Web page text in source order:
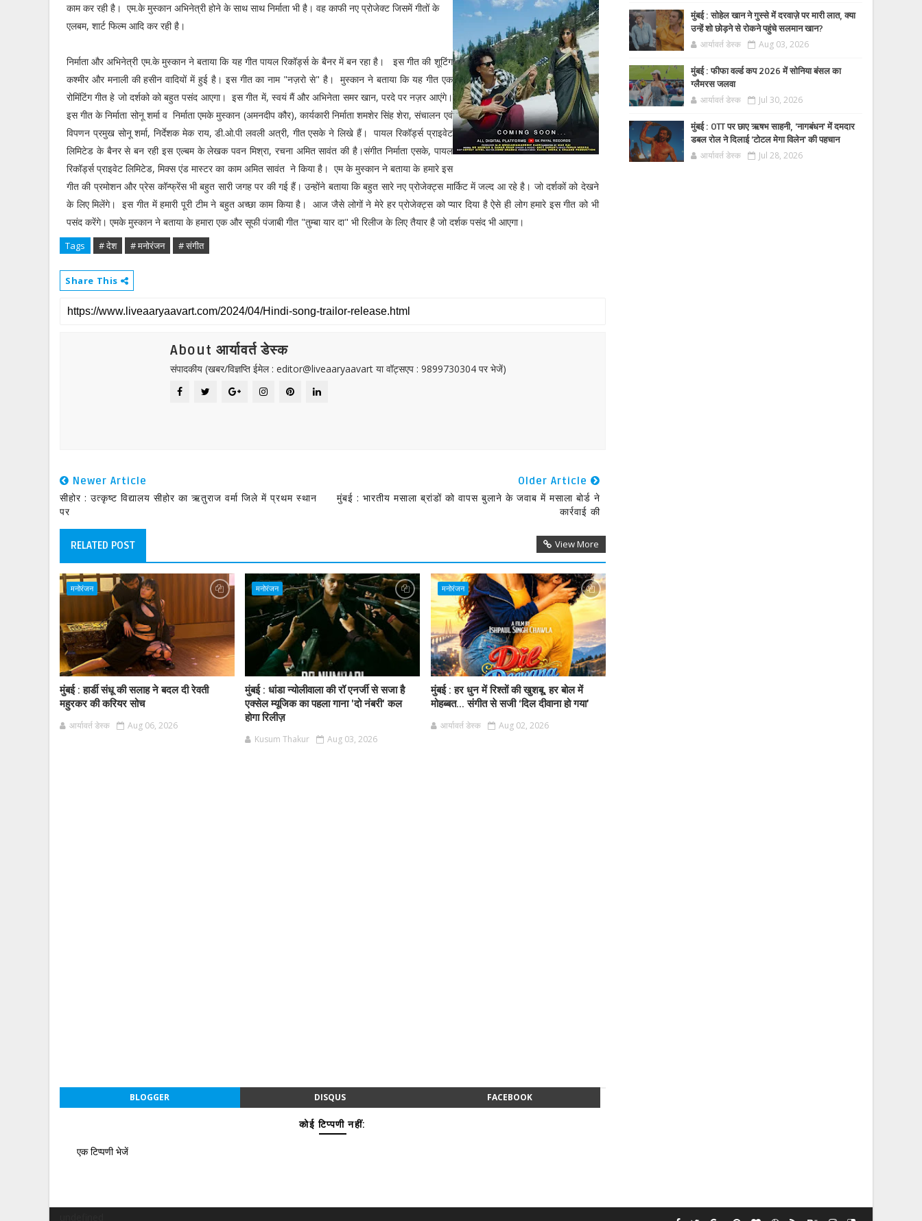
काम कर रही है। एम.के मुस्कान अभिनेत्री होने के साथ साथ निर्माता भी है। वह काफी नए प्रोजेक्ट जिसमें गीतों के
एलबम, शार्ट फिल्म आदि कर रही है।
निर्माता और अभिनेत्री एम.के मुस्कान ने बताया कि यह गीत पायल रिकॉर्ड्स के बैनर में बन रहा है। इस गीत की शूटिंग
कश्मीर और मनाली की हसीन वादियों में हुई है। इस गीत का नाम "नज़रो से" है। मुस्कान ने बताया कि यह गीत एक
रोमिंटिंग गीत हे जो दर्शको को बहुत पसंद आएगा। इस गीत में, स्वयं मैं और अभिनेता समर खान, परदे पर नज़र आएंगे।
इस गीत के निर्माता सोनू शर्मा व निर्माता एमके मुस्कान (अमनदीप कौर), कार्यकारी निर्माता शमशेर सिंह शेरा, संचालन एवं
विपणन प्रमुख सोनू शर्मा, निर्देशक मेक राय, डी.ओ.पी लवली अत्री, गीत एसके ने लिखे हैं। पायल रिकॉर्ड्स प्राइवेट
लिमिटेड के बैनर से बन रही इस एल्बम के लेखक पवन मिश्रा, रचना अमित सावंत की है।संगीत निर्माता एसके, पायल
रिकॉर्ड्स प्राइवेट लिमिटेड, मिक्स एंड मास्टर का काम अमित सावंत ने किया है। एम के मुस्कान ने बताया के हमारे इस
गीत की प्रमोशन और प्रेस कॉन्फ्रेंस भी बहुत सारी जगह पर की गई हैं। उन्होंने बताया कि बहुत सारे नए प्रोजेक्ट्स मार्किट में जल्द आ रहे है। जो दर्शकों को देखने
के लिए मिलेंगे। इस गीत में हमारी पूरी टीम ने बहुत अच्छा काम किया है। आज जैसे लोगों ने मेरे हर प्रोजेक्ट्स को प्यार दिया है ऐसे ही लोग हमारे इस गीत को भी
पसंद करेंगे। एमके मुस्कान ने बताया के हमारा एक और सूफी पंजाबी गीत "तुम्बा यार दा" भी रिलीज के लिए तैयार है जो दर्शक पसंद भी आएगा।
Tags # देश # मनोरंजन # संगीत
Share This
About आर्यावर्त डेस्क
संपादकीय (खबर/विज्ञप्ति ईमेल : editor@liveaaryaavart या वॉट्सएप : 9899730304 पर भेजें)
Newer Article
सीहोर : उत्कृष्ट विद्यालय सीहोर का ऋतुराज वर्मा जिले में प्रथम स्थान
पर
Older Article
मुंबई : भारतीय मसाला ब्रांडों को वापस बुलाने के जवाब में मसाला बोर्ड ने
कार्रवाई की
RELATED POST View More
मनोरंजन
मुंबई : हार्डी संधू की सलाह ने बदल दी रेवती
महुरकर की करियर सोच
आर्यावर्त डेस्क Aug 06, 2026
मनोरंजन
मुंबई : धांडा न्योलीवाला की रॉ एनर्जी से सजा है
एक्सेल म्यूजिक का पहला गाना 'दो नंबरी' कल
होगा रिलीज़
Kusum Thakur Aug 03, 2026
मनोरंजन
मुंबई : हर धुन में रिश्तों की खुशबू, हर बोल में
मोहब्बत... संगीत से सजी ‘दिल दीवाना हो गया’
आर्यावर्त डेस्क Aug 02, 2026
BLOGGER DISQUS FACEBOOK
कोई टिप्पणी नहीं:
एक टिप्पणी भेजें
मुंबई : सोहेल खान ने गुस्से में दरवाज़े पर मारी लात, क्या
उन्हें शो छोड़ने से रोकने पहुंचे सलमान खान?
आर्यावर्त डेस्क Aug 03, 2026
मुंबई : फीफा वर्ल्ड कप 2026 में सोनिया बंसल का
ग्लैमरस जलवा
आर्यावर्त डेस्क Jul 30, 2026
मुंबई : OTT पर छाए ऋषभ साहनी, 'नागबंधन' में दमदार
डबल रोल ने दिलाई 'टोटल मेगा विलेन' की पहचान
आर्यावर्त डेस्क Jul 28, 2026